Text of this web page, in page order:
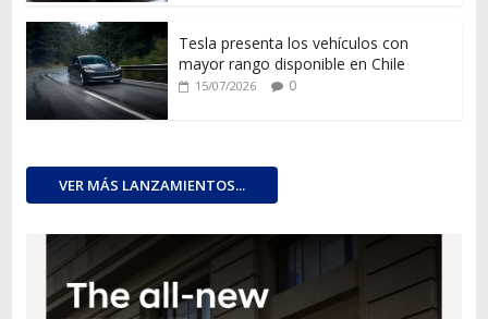
Tesla presenta los vehículos con
mayor rango disponible en Chile
15/07/2026 0
VER MÁS LANZAMIENTOS...